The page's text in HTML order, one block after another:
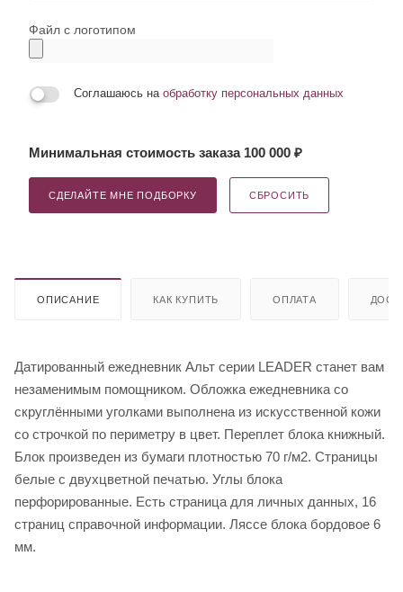
Файл с логотипом
Соглашаюсь на обработку персональных данных
Минимальная стоимость заказа 100 000 ₽
СДЕЛАЙТЕ МНЕ ПОДБОРКУ СБРОСИТЬ
ОПИСАНИЕ КАК КУПИТЬ ОПЛАТА
Датированный ежедневник Альт серии LEADER станет вам
незаменимым помощником. Обложка ежедневника со
скруглёнными уголками выполнена из искусственной кожи
со строчкой по периметру в цвет. Переплет блока книжный.
Блок произведен из бумаги плотностью 70 г/м2. Страницы
белые с двухцветной печатью. Углы блока
перфорированные. Есть страница для личных данных, 16
страниц справочной информации. Ляссе блока бордовое 6
мм.